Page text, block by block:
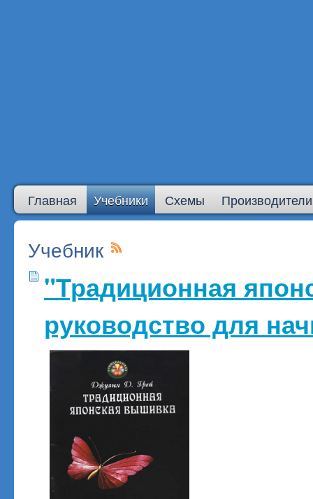
Главная Учебники Схемы Производители
Учебник
"Традиционная
руководство для